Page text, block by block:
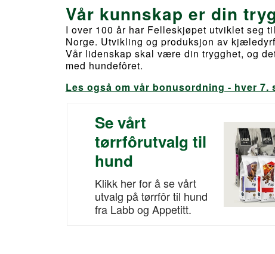
Vår kunnskap er din
I over 100 år har Felleskjøpet utviklet seg
Norge. Utvikling og produksjon av
Vår lidenskap skal være din trygghet, og
med hundefôret.
Les også om vår bonusordning - hver 7.
Se vårt
tørrfôrutvalg til
hund
Klikk her for å se vårt
utvalg på tørrfôr til hund
fra Labb og Appetitt.